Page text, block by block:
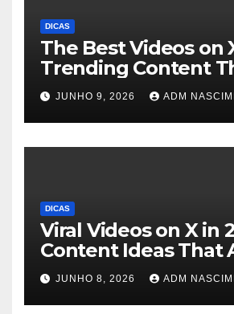
DICAS
The Best Videos on
Trending Content
Captivates Millions
JUNHO 9, 2026 ADM
DICAS
Viral Videos on X in
Content Ideas That
Exploding Right
JUNHO 8, 2026 ADM